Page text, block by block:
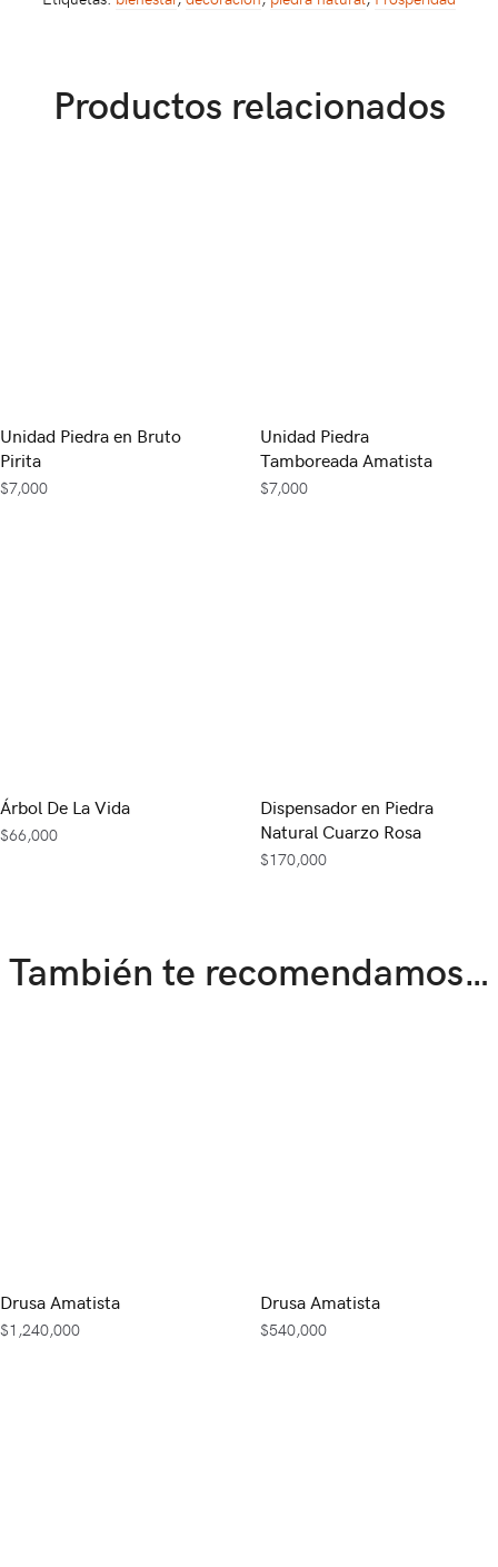
Productos relacionados
Unidad Piedra en Bruto
Pirita
$7,000
Unidad Piedra
Tamboreada Amatista
$7,000
Árbol De La Vida
$66,000
Dispensador en Piedra
Natural Cuarzo Rosa
$170,000
También te recomendamos…
Drusa Amatista
$1,240,000
Drusa Amatista
$540,000